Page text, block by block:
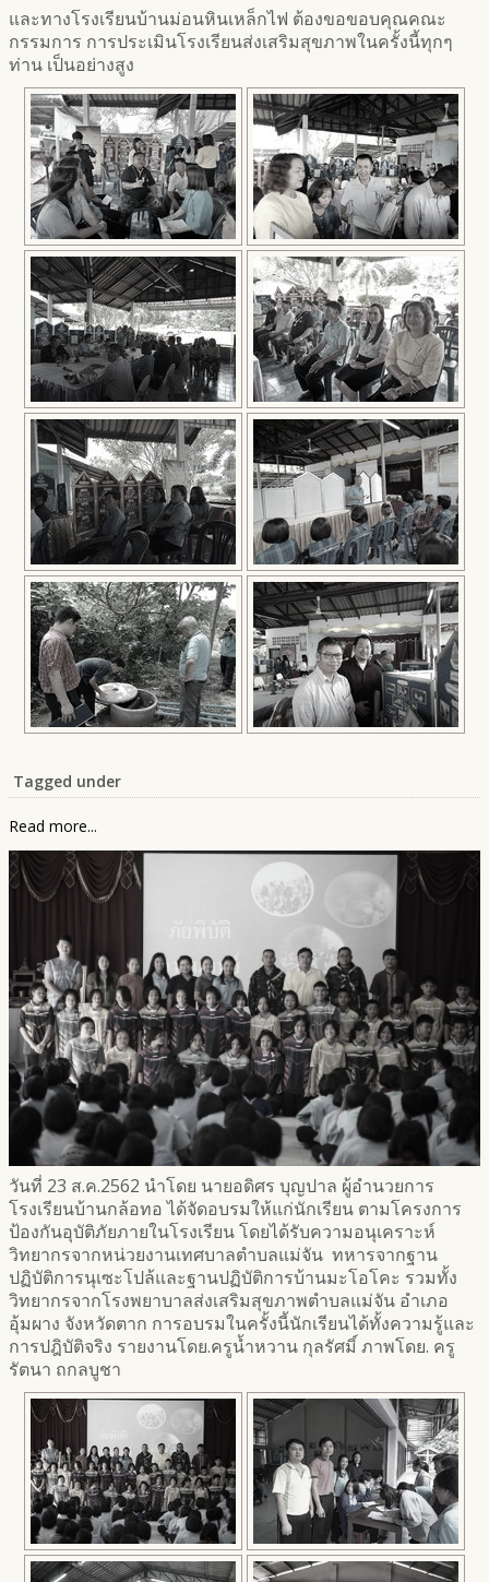
และทางโรงเรียนบ้านม่อนหินเหล็กไฟ ต้องขอขอบคุณคณะ
กรรมการ การประเมินโรงเรียนส่งเสริมสุขภาพในครั้งนี้ทุกๆ
ท่าน เป็นอย่างสูง
Tagged under
Read more...
วันที่ 23 ส.ค.2562 นำโดย นายอดิศร บุญปาล ผู้อำนวยการ
โรงเรียนบ้านกล้อทอ ได้จัดอบรมให้แก่นักเรียน ตามโครงการ
ป้องกันอุบัติภัยภายในโรงเรียน โดยได้รับความอนุเคราะห์
วิทยากรจากหน่วยงานเทศบาลตำบลแม่จัน ทหารจากฐาน
ปฏิบัติการนุเซะโปล้และฐานปฏิบัติการบ้านมะโอโคะ รวมทั้ง
วิทยากรจากโรงพยาบาลส่งเสริมสุขภาพตำบลแม่จัน อำเภอ
อุ้มผาง จังหวัดตาก การอบรมในครั้งนี้นักเรียนได้ทั้งความรู้และ
การปฎิบัติจริง รายงานโดย.ครูน้ำหวาน กุลรัศมิ์ ภาพโดย. ครู
รัตนา ถกลบูชา